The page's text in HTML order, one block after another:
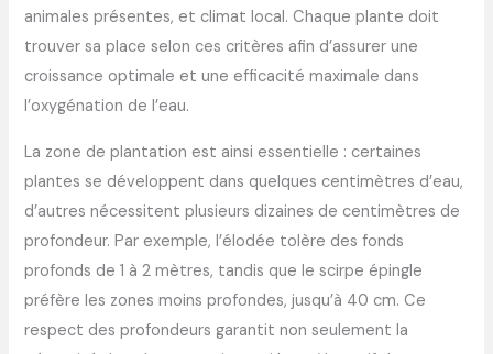
animales présentes, et climat local. Chaque plante doit
trouver sa place selon ces critères afin d’assurer une
croissance optimale et une efficacité maximale dans
l’oxygénation de l’eau.
La zone de plantation est ainsi essentielle : certaines
plantes se développent dans quelques centimètres d’eau,
d’autres nécessitent plusieurs dizaines de centimètres de
profondeur. Par exemple, l’élodée tolère des fonds
profonds de 1 à 2 mètres, tandis que le scirpe épingle
préfère les zones moins profondes, jusqu’à 40 cm. Ce
respect des profondeurs garantit non seulement la